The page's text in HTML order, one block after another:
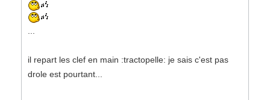
il repart les clef en main :tractopelle: je sais c'est pas
drole est pourtant...